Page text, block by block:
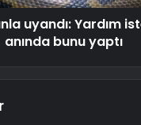
uyandı: Yardım
anında bunu yaptı